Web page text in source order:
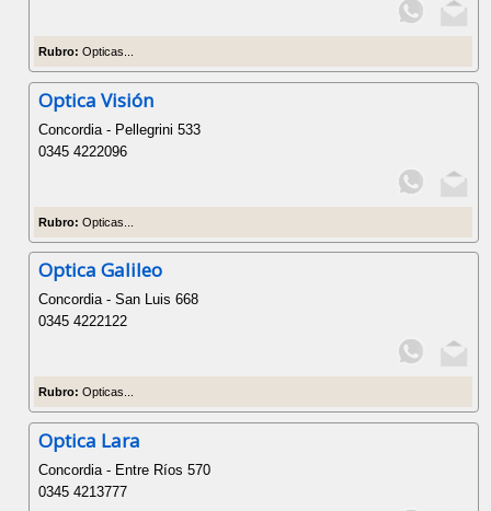
Rubro: Opticas...
Optica Visión
Concordia - Pellegrini 533
0345 4222096
Rubro: Opticas...
Optica Galileo
Concordia - San Luis 668
0345 4222122
Rubro: Opticas...
Optica Lara
Concordia - Entre Ríos 570
0345 4213777